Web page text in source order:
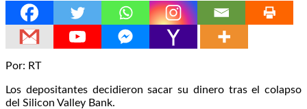
Por: RT
Los depositantes decidieron sacar su dinero tras el colapso
del Silicon Valley Bank.